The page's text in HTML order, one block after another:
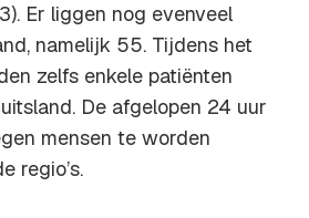
Er liggen nog evenveel
namelijk 55. Tijdens het
zelfs enkele patiënten
De afgelopen 24 uur
mensen te worden
regio’s.